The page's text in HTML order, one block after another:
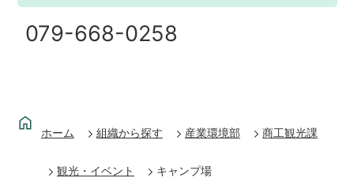
079-668-0258
ホーム 組織から探す 産業環境部 商工観光課
観光・イベント キャンプ場